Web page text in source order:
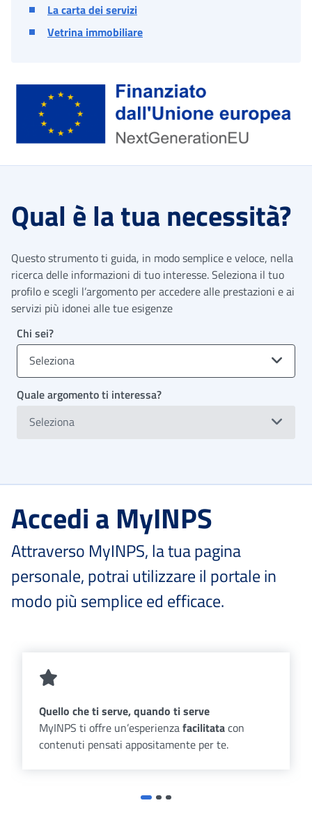
La carta dei servizi
Vetrina immobiliare
Qual è la tua necessità?
Questo strumento ti guida, in modo semplice e veloce, nella
ricerca delle informazioni di tuo interesse. Seleziona il tuo
profilo e scegli l’argomento per accedere alle prestazioni e ai
servizi più idonei alle tue esigenze
Chi sei?
Seleziona
Quale argomento ti interessa?
Seleziona
Accedi a MyINPS
Attraverso MyINPS, la tua pagina
personale, potrai utilizzare il portale in
modo più semplice ed efficace.
Quello che ti serve, quando ti serve
MyINPS ti offre un’esperienzafacilitatacon
contenuti pensati appositamente per te.